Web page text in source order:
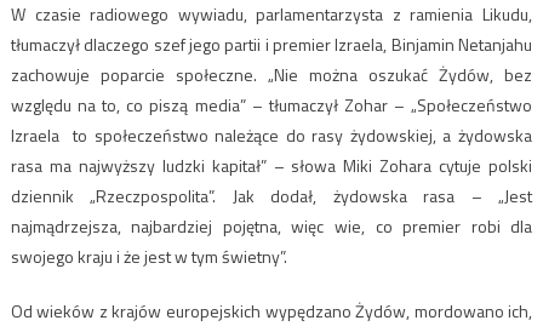
W czasie radiowego wywiadu, parlamentarzysta z ramienia Likudu,
tłumaczył dlaczego szef jego partii i premier Izraela, Binjamin Netanjahu
zachowuje poparcie społeczne. „Nie można oszukać Żydów, bez
względu na to, co piszą media” – tłumaczył Zohar – „Społeczeństwo
Izraela to społeczeństwo należące do rasy żydowskiej, a żydowska
rasa ma najwyższy ludzki kapitał” – słowa Miki Zohara cytuje polski
dziennik „Rzeczpospolita”. Jak dodał, żydowska rasa – „Jest
najmądrzejsza, najbardziej pojętna, więc wie, co premier robi dla
swojego kraju i że jest w tym świetny”.
Od wieków z krajów europejskich wypędzano Żydów, mordowano ich,